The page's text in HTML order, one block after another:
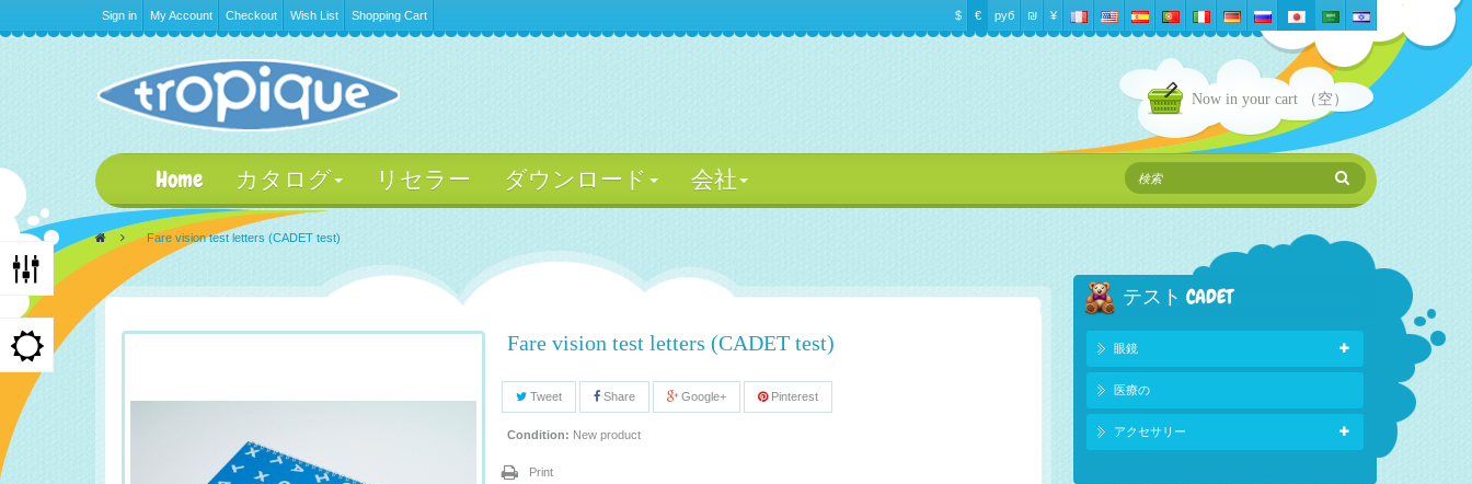
$ € руб ₪‎ ¥
Sign in My Account Checkout Wish List Shopping Cart
Now in your cart （空）
Home カタログ リセラー ダウンロード 会社
> Fare vision test letters (CADET test)
Fare vision test letters (CADET test)
Tweet Share Google+ Pinterest
Condition: New product
Print
テスト CADET
眼鏡
医療の
アクセサリー